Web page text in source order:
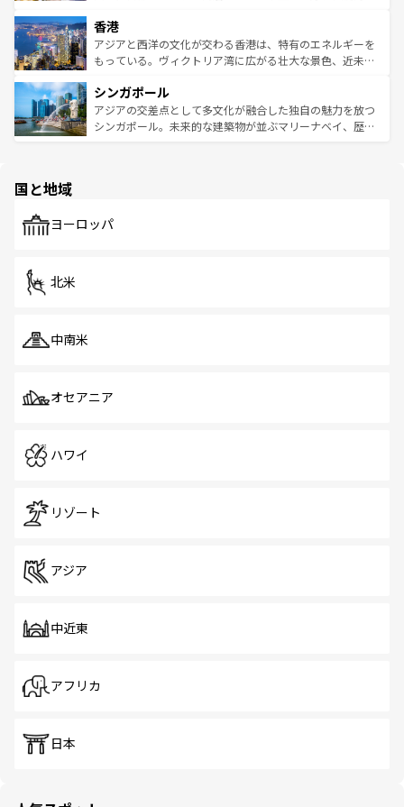
とつ。フォーやバインミー、ベトナムコーヒーなどは、ぜ
ひ現地で味わいたい。どの地域を訪れてもあたたかい人々
が旅行者を迎えてくれるので、きっと忘れられない旅にな
参照してほしい。
の活気が交差している。北部ではチェンマイなどの山岳地
帯で自然と触れ合い、南部ではプーケットやクラビの美し
いビーチでリゾート気分を楽しむことができる。タイ料理
激する。気候は一年中温暖で、どの季節にも異なる楽しみ
が待っている。親しみやすいタイの人々、仏教を中心とし
た文化、そして多様な観光資源が、訪れる旅人を魅了し続
香港
アジアと西洋の文化が交わる香港は、特有のエネルギーを
もっている。ヴィクトリア湾に広がる壮大な景色、近未来
み、どこを訪れても感動するはず。観光スポットが密集し
ており、効率よく見どころを回れるのも魅力。息をのむよ
うな絶景から文化的な体験まで、香港を存分に楽しみ尽く
シンガポール
アジアの交差点として多文化が融合した独自の魅力を放つ
シンガポール。未来的な建築物が並ぶマリーナベイ、歴史
で、ホーカーズは地元の風情を楽しめる外せないスポット
国と地域
ヨーロッパ
北米
中南米
オセアニア
ハワイ
リゾート
アジア
中近東
アフリカ
日本